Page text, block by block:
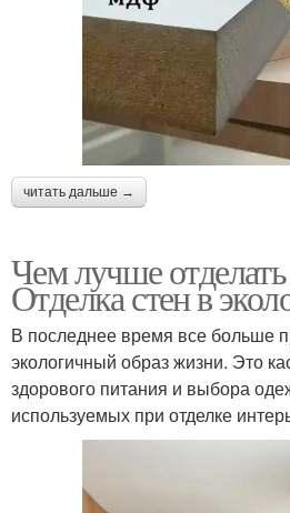
читать дальше →
Чем лучше
Отделка стен в
В последнее время все больше
экологичный образ жизни. Это
здорового питания и выбора
используемых при отделке